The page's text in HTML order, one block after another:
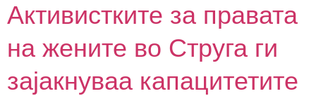
Активистките за правата
на жените во Струга ги
зајакнуваа капацитетите